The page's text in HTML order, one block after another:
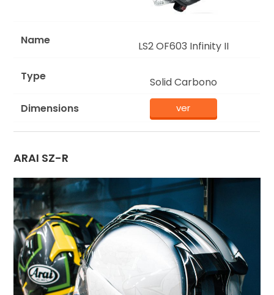
LS2 OF603 Infinity II
Solid Carbono
ver
ARAI SZ-R